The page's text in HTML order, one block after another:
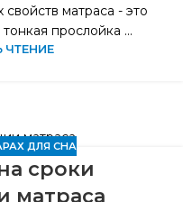
матраса - это
прослойка ...
ДЛЯ СНА
сроки
матраса